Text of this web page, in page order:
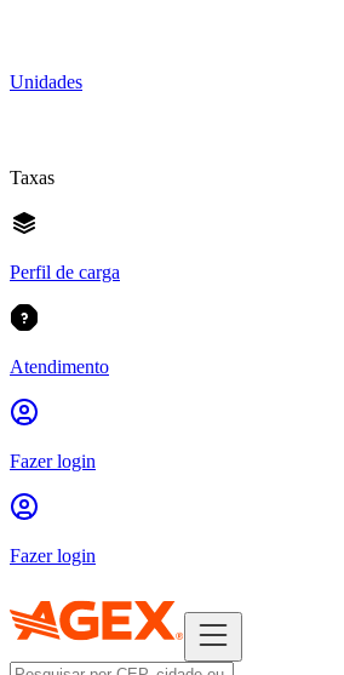
Unidades
Taxas
Perfil de carga
Atendimento
Fazer login
Fazer login